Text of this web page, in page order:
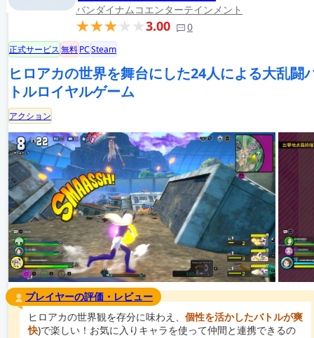
バンダイナムコエンターテインメント
3.00 0
正式サービス無料PCSteam
ヒロアカの世界を舞台にした24人による大乱闘
トルロイヤルゲーム
アクション
プレイヤーの評価・レビュー
ヒロアカの世界観を存分に味わえ、 個性を活かしたバトルが爽
快)で楽しい！お気に入りキャラを使って仲間と連携できるの